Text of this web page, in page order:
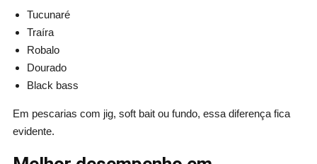
Tucunaré
Traíra
Robalo
Dourado
Black bass
Em pescarias com jig, soft bait ou fundo, essa diferença fica
evidente.